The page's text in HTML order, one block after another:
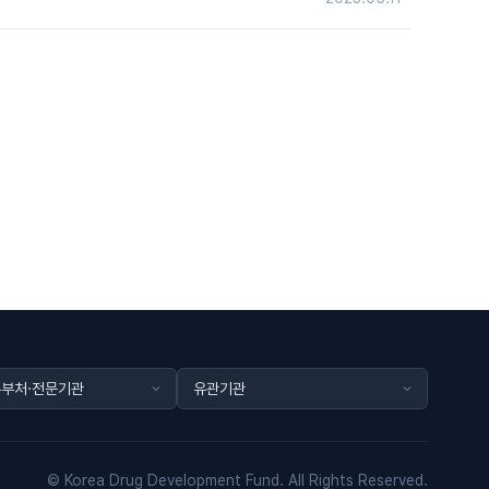
© Korea Drug Development Fund. All Rights Reserved.